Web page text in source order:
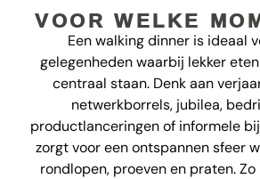
VOOR WELKE
Een walking dinner is ideaal
gelegenheden waarbij lekker
centraal staan. Denk aan
netwerkborrels, jubilea,
productlanceringen of informele
zorgt voor een ontspannen sfeer
rondlopen, proeven en praten.